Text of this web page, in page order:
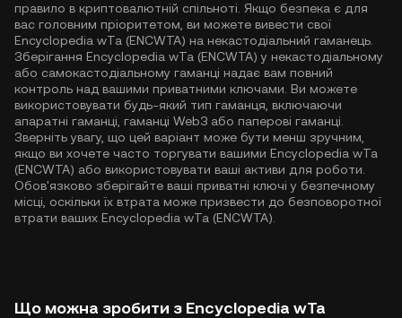
правило в криптовалютній спільноті. Якщо безпека є для
вас головним пріоритетом, ви можете вивести свої
Encyclopedia wTa (ENCWTA) на некастодіальний гаманець.
Зберігання Encyclopedia wTa (ENCWTA) у некастодіальному
або самокастодіальному гаманці надає вам повний
контроль над вашими приватними ключами. Ви можете
використовувати будь-який тип гаманця, включаючи
апаратні гаманці, гаманці Web3 або паперові гаманці.
Зверніть увагу, що цей варіант може бути менш зручним,
якщо ви хочете часто торгувати вашими Encyclopedia wTa
(ENCWTA) або використовувати ваші активи для роботи.
Обов'язково зберігайте ваші приватні ключі у безпечному
місці, оскільки їх втрата може призвести до безповоротної
втрати ваших Encyclopedia wTa (ENCWTA).
Що можна зробити з Encyclopedia wTa